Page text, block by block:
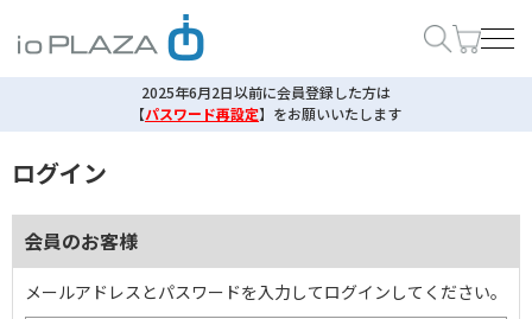
2025年6月2日以前に会員登録した方は
【パスワード再設定】 をお願いいたします
ログイン
会員のお客様
メールアドレスとパスワードを入力してログインしてください。